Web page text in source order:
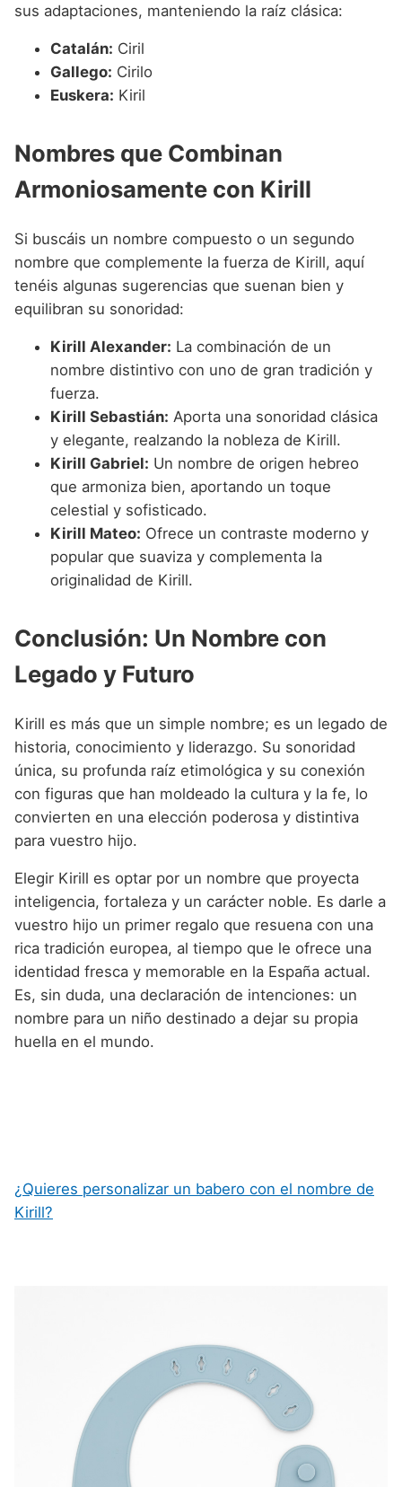
sus adaptaciones, manteniendo la raíz clásica:
Catalán: Ciril
Gallego: Cirilo
Euskera: Kiril
Nombres que Combinan
Armoniosamente con Kirill
Si buscáis un nombre compuesto o un segundo
nombre que complemente la fuerza de Kirill, aquí
tenéis algunas sugerencias que suenan bien y
equilibran su sonoridad:
Kirill Alexander: La combinación de un
nombre distintivo con uno de gran tradición y
fuerza.
Kirill Sebastián: Aporta una sonoridad clásica
y elegante, realzando la nobleza de Kirill.
Kirill Gabriel: Un nombre de origen hebreo
que armoniza bien, aportando un toque
celestial y sofisticado.
Kirill Mateo: Ofrece un contraste moderno y
popular que suaviza y complementa la
originalidad de Kirill.
Conclusión: Un Nombre con
Legado y Futuro
Kirill es más que un simple nombre; es un legado de
historia, conocimiento y liderazgo. Su sonoridad
única, su profunda raíz etimológica y su conexión
con figuras que han moldeado la cultura y la fe, lo
convierten en una elección poderosa y distintiva
para vuestro hijo.
Elegir Kirill es optar por un nombre que proyecta
inteligencia, fortaleza y un carácter noble. Es darle a
vuestro hijo un primer regalo que resuena con una
rica tradición europea, al tiempo que le ofrece una
identidad fresca y memorable en la España actual.
Es, sin duda, una declaración de intenciones: un
nombre para un niño destinado a dejar su propia
huella en el mundo.
¿Quieres personalizar un babero con el nombre de
Kirill?